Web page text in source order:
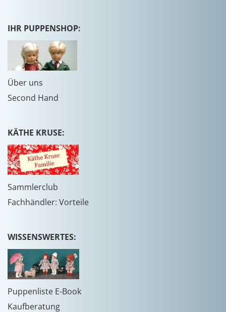
IHR PUPPENSHOP:
Über uns
Second Hand
KÄTHE KRUSE:
Sammlerclub
Fachhändler: Vorteile
WISSENSWERTES:
Puppenliste E-Book
Kaufberatung